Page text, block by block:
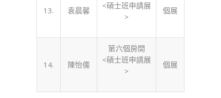
13. 袁晨馨
<碩士班申請展
>
個展
14. 陳怡儒
第六個房間
<碩士班申請展
>
個展